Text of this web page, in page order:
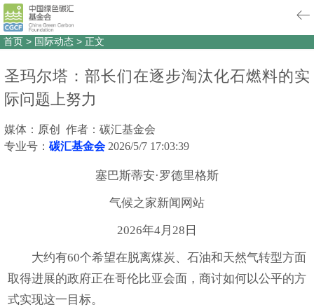
首页 > 国际动态 > 正文
圣玛尔塔：部长们在逐步淘汰化石燃料的实
际问题上努力
媒体：原创 作者：碳汇基金会
专业号： 碳汇基金会 2026/5/7 17:03:39
塞巴斯蒂安·罗德里格斯
气候之家新闻网站
2026年4月28日
大约有60个希望在脱离煤炭、石油和天然气转型方面
取得进展的政府正在哥伦比亚会面，商讨如何以公平的方
式实现这一目标。